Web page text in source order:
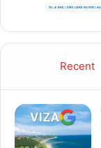
Recent